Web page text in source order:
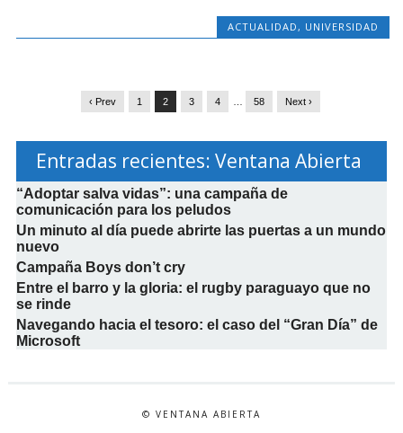
ACTUALIDAD, UNIVERSIDAD
‹ Prev 1 2 3 4 58 Next ›
Entradas recientes: Ventana Abierta
“Adoptar salva vidas”: una campaña de
comunicación para los peludos
Un minuto al día puede abrirte las puertas a un mundo
nuevo
Campaña Boys don’t cry
Entre el barro y la gloria: el rugby paraguayo que no
se rinde
Navegando hacia el tesoro: el caso del “Gran Día” de
Microsoft
© VENTANA ABIERTA